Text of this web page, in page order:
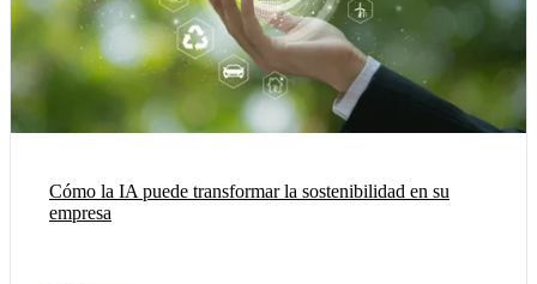
Cómo la IA puede transformar la sostenibilidad en su
empresa